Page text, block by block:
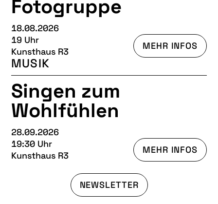
Fotogruppe
18.08.2026
19 Uhr
Kunsthaus R3
MEHR INFOS
MUSIK
Singen zum
Wohlfühlen
28.09.2026
19:30 Uhr
Kunsthaus R3
MEHR INFOS
NEWSLETTER